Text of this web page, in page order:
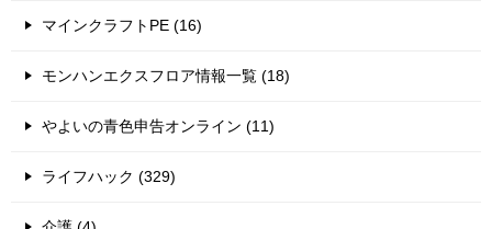
マインクラフトPE (16)
モンハンエクスフロア情報一覧 (18)
やよいの青色申告オンライン (11)
ライフハック (329)